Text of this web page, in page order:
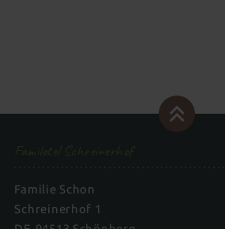
Familie Schon
Schreinerhof 1